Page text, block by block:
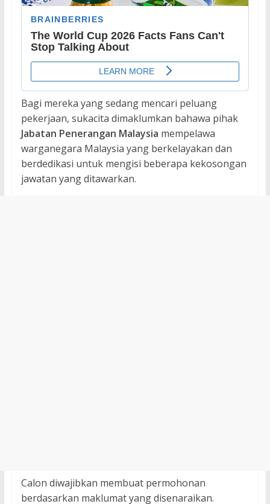
Bagi mereka yang sedang mencari peluang
pekerjaan, sukacita dimaklumkan bahawa pihak
Jabatan Penerangan Malaysia mempelawa
warganegara Malaysia yang berkelayakan dan
berdedikasi untuk mengisi beberapa kekosongan
jawatan yang ditawarkan.
Calon diwajibkan membuat permohonan
berdasarkan maklumat yang disenaraikan.